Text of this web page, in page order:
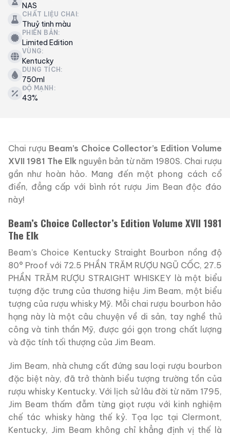
NAS
CHẤT LIỆU CHAI:
Thuỷ tinh màu
PHIÊN BẢN:
Limited Edition
VÙNG:
Kentucky
DUNG TÍCH:
750ml
ĐỘ MẠNH:
43%
Chai rượu Beam’s Choice Collector’s Edition Volume
XVII 1981 The Elk nguyên bản từ năm 1980S. Chai rượu
gần như hoàn hảo. Mang đến một phong cách cổ
điển, đẳng cấp với bình rót rượu Jim Bean độc đáo
này!
Beam’s Choice Collector’s Edition Volume XVII 1981
The Elk
Beam’s Choice Kentucky Straight Bourbon nồng độ
80° Proof với 72.5 PHẦN TRĂM RƯỢU NGŨ CỐC, 27.5
PHẦN TRĂM RƯỢU STRAIGHT WHISKEY là một biểu
tượng đặc trưng của thương hiệu Jim Beam, một biểu
tượng của rượu whisky Mỹ. Mỗi chai rượu bourbon hảo
hạng này là một câu chuyện về di sản, tay nghề thủ
công và tinh thần Mỹ, được gói gọn trong chất lượng
và đặc tính tối thượng của Jim Beam.
Jim Beam, nhà chưng cất đứng sau loại rượu bourbon
đặc biệt này, đã trở thành biểu tượng trường tồn của
rượu whisky Kentucky. Với lịch sử lâu đời từ năm 1795,
Jim Beam thấm đẫm từng giọt rượu với kinh nghiệm
chế tác whisky hàng thế kỷ. Tọa lạc tại Clermont,
Kentucky, Jim Beam không chỉ khẳng định vị thế là